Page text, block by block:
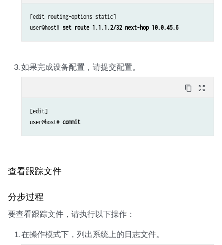
[edit routing-options static]
user@host# set route 1.1.1.2/32 next-hop 10.0.45.6
如果完成设备配置，请提交配置。
content_copy zoom_out_map
[edit]
user@host# commit
查看跟踪文件
分步过程
要查看跟踪文件，请执行以下操作：
在操作模式下，列出系统上的日志文件。